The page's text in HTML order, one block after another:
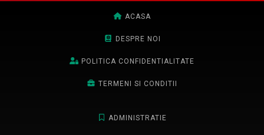
ACASA
DESPRE NOI
POLITICA CONFIDENTIALITATE
TERMENI SI CONDITII
ADMINISTRATIE